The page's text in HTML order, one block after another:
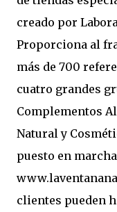
creado por
Proporciona al
más de 700
cuatro grandes
Complementos
Natural y
puesto en
clientes pueden